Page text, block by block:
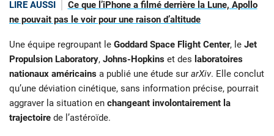
LIRE AUSSI
Ce que l’iPhone a filmé derrière la Lune, Apollo
ne pouvait pas le voir pour une raison d’altitude
Une équipe regroupant le Goddard Space Flight Center, le Jet
Propulsion Laboratory, Johns-Hopkins et des laboratoires
nationaux américains a publié une étude sur arXiv. Elle conclut
qu’une déviation cinétique, sans information précise, pourrait
aggraver la situation en changeant involontairement la
trajectoire de l’astéroïde.